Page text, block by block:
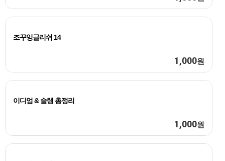
조꾸잉글리쉬 14
1,000원
이디엄 & 슬랭 총정리
1,000원